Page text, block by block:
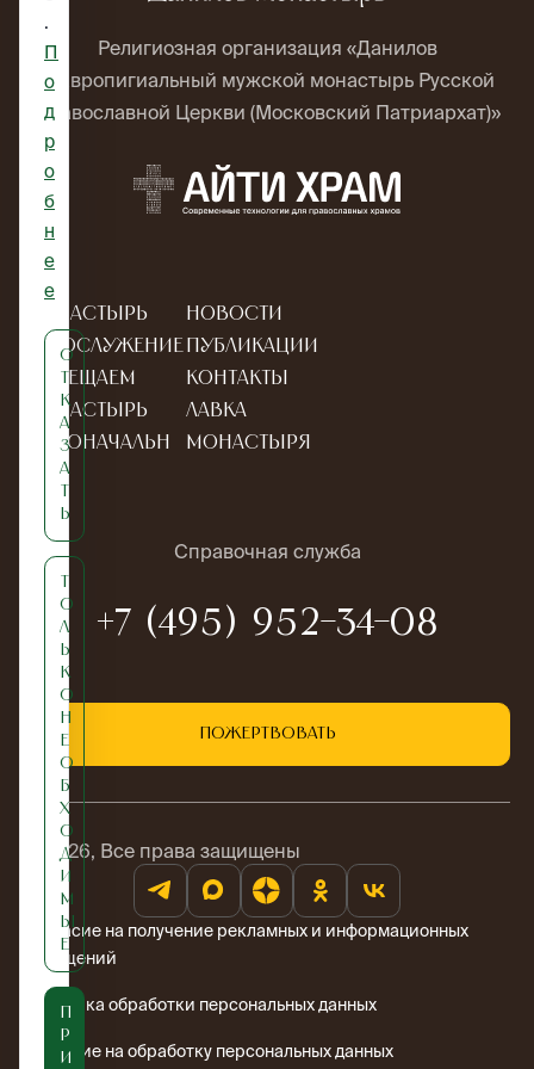
Религиозная организация «Данилов
ставропигиальный мужской монастырь Русской
Православной Церкви (Московский Патриархат)»
Монастырь
Богослужение
Посещаем
монастырь
Новоначальн
Новости
Публикации
Контакты
Лавка
монастыря
Справочная служба
+7 (495) 952-34-08
Пожертвовать
© 2026, Все права защищены
Согласие на получение рекламных и информационных
сообщений
Политика обработки персональных данных
Согласие на обработку персональных данных
.
П
о
д
р
о
б
н
е
е
О
т
к
а
з
а
т
ь
Т
о
л
ь
к
о
н
е
о
б
х
о
д
и
м
ы
е
П
р
и